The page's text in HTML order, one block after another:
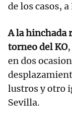
de los casos,
A la hinchada
torneo del KO
en dos
lustros y otro
Sevilla.